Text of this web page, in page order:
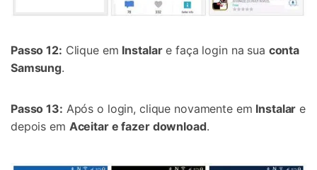
Passo 12: Clique em Instalare faça login na sua conta
Samsung.
Passo 13: Após o login, clique novamente em Instalar e
depois em Aceitar e fazer download.